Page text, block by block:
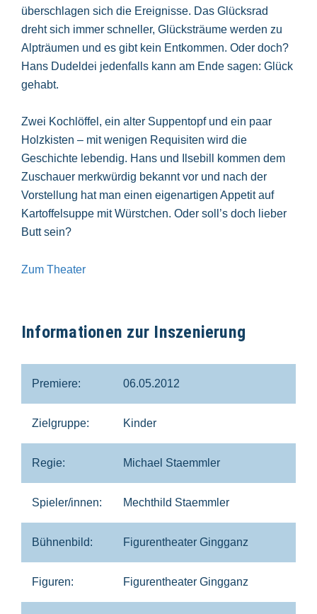
überschlagen sich die Ereignisse. Das Glücksrad
dreht sich immer schneller, Glücksträume werden zu
Alpträumen und es gibt kein Entkommen. Oder doch?
Hans Dudeldei jedenfalls kann am Ende sagen: Glück
gehabt.
Zwei Kochlöffel, ein alter Suppentopf und ein paar
Holzkisten – mit wenigen Requisiten wird die
Geschichte lebendig. Hans und Ilsebill kommen dem
Zuschauer merkwürdig bekannt vor und nach der
Vorstellung hat man einen eigenartigen Appetit auf
Kartoffelsuppe mit Würstchen. Oder soll’s doch lieber
Butt sein?
Zum Theater
Informationen zur Inszenierung
Premiere: 06.05.2012
Zielgruppe: Kinder
Regie: Michael Staemmler
Spieler/innen: Mechthild Staemmler
Bühnenbild: Figurentheater Gingganz
Figuren: Figurentheater Gingganz